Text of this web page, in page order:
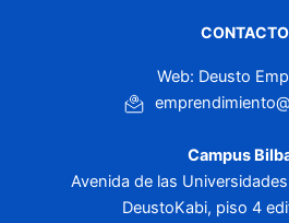
CONTACTO
Web: Deusto
Campus
Avenida de las
DeustoKabi, piso 4